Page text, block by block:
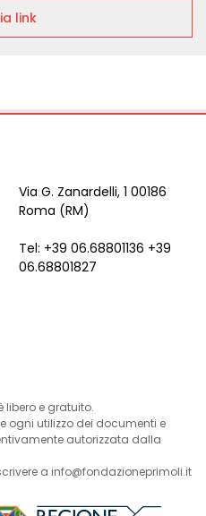
link
Via G. Zanardelli, 1 00186
Roma (RM)
Tel: +39 06.68801136 +39
06.68801827
libero e gratuito.
ogni utilizzo dei documenti e
autorizzata dalla
a info@fondazioneprimoli.it